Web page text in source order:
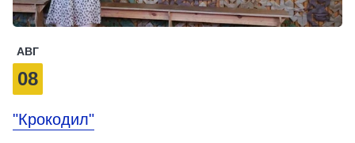
АВГ
08
"Крокодил"